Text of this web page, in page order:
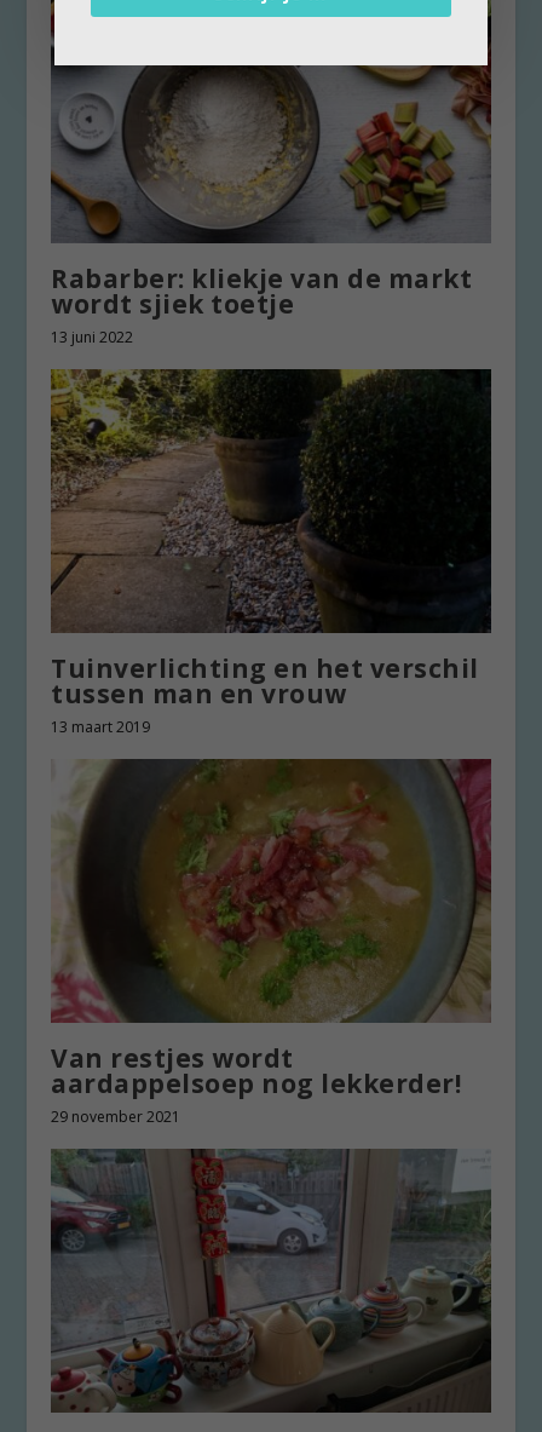
Rabarber: kliekje van de markt
wordt sjiek toetje
13 juni 2022
Tuinverlichting en het verschil
tussen man en vrouw
13 maart 2019
Van restjes wordt
aardappelsoep nog lekkerder!
29 november 2021